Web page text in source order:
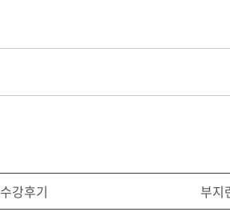
수강후기 부지